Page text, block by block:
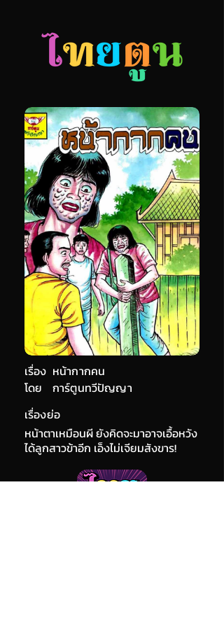
เรื่อง หน้ากากคน
การ์ตูนทวีปัญญา
โดย
เรื่องย่อ
หน้าตาเหมือนผี ยังคิดจะมาอาจเอื้อหวัง
ได้ลูกสาวข้าอีก เอ็งไม่เจียมสังขาร!